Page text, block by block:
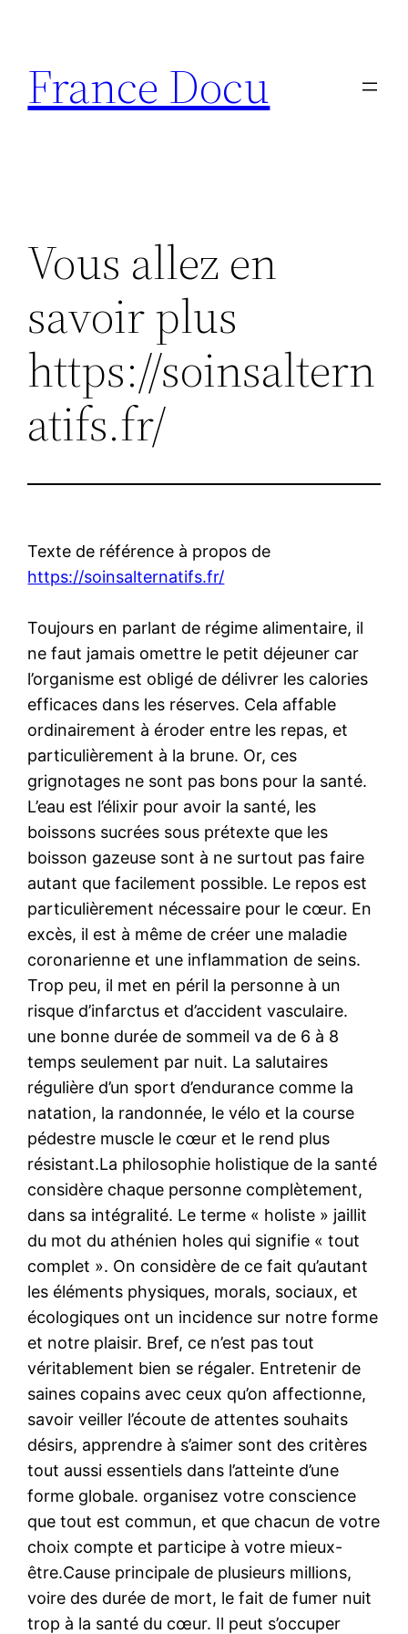
contenu
France Docu
Vous allez en
savoir plus
https://soinsaltern
atifs.fr/
Texte de référence à propos de
https://soinsalternatifs.fr/
Toujours en parlant de régime alimentaire, il
ne faut jamais omettre le petit déjeuner car
l’organisme est obligé de délivrer les calories
efficaces dans les réserves. Cela affable
ordinairement à éroder entre les repas, et
particulièrement à la brune. Or, ces
grignotages ne sont pas bons pour la santé.
L’eau est l’élixir pour avoir la santé, les
boissons sucrées sous prétexte que les
boisson gazeuse sont à ne surtout pas faire
autant que facilement possible. Le repos est
particulièrement nécessaire pour le cœur. En
excès, il est à même de créer une maladie
coronarienne et une inflammation de seins.
Trop peu, il met en péril la personne à un
risque d’infarctus et d’accident vasculaire.
une bonne durée de sommeil va de 6 à 8
temps seulement par nuit. La salutaires
régulière d’un sport d’endurance comme la
natation, la randonnée, le vélo et la course
pédestre muscle le cœur et le rend plus
résistant.La philosophie holistique de la santé
considère chaque personne complètement,
dans sa intégralité. Le terme « holiste » jaillit
du mot du athénien holes qui signifie « tout
complet ». On considère de ce fait qu’autant
les éléments physiques, morals, sociaux, et
écologiques ont un incidence sur notre forme
et notre plaisir. Bref, ce n’est pas tout
véritablement bien se régaler. Entretenir de
saines copains avec ceux qu’on affectionne,
savoir veiller l’écoute de attentes souhaits
désirs, apprendre à s’aimer sont des critères
tout aussi essentiels dans l’atteinte d’une
forme globale. organisez votre conscience
que tout est commun, et que chacun de votre
choix compte et participe à votre mieux-
être.Cause principale de plusieurs millions,
voire des durée de mort, le fait de fumer nuit
trop à la santé du cœur. Il peut s’occuper